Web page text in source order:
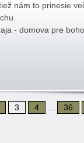
nám to prinesie
- domova pre
3 4 36